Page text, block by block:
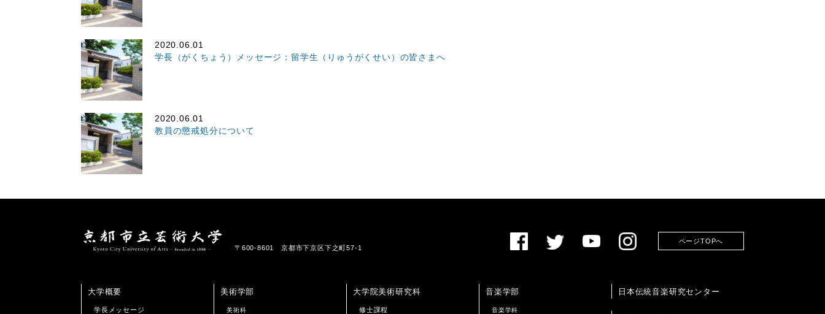
2020.06.01
学長（がくちょう）メッセージ：留学生（りゅうがくせい）の皆さまへ
2020.06.01
教員の懲戒処分について
〒600-8601 京都市下京区下之町57-1
ページTOPへ
大学概要
学長メッセージ
美術学部
美術科
大学院美術研究科
修士課程
音楽学部
音楽学科
日本伝統音楽研究センター